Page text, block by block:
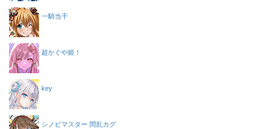
一騎当千
超かぐや姫！
key
シノビマスター 閃乱カグ